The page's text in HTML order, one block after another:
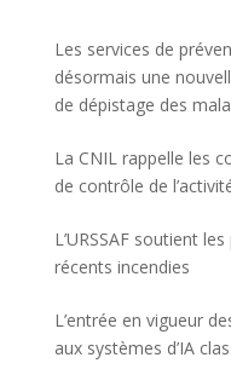
Les services de
désormais une
de dépistage des
La CNIL rappelle les
de contrôle de
L’URSSAF soutient
récents incendies
L’entrée en vigueur
aux systèmes d’IA